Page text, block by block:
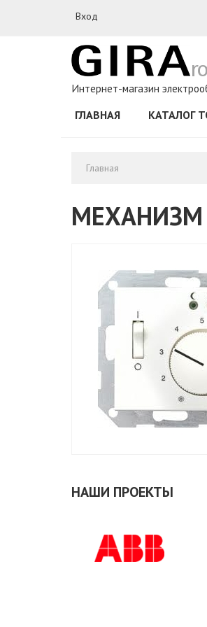
Вход
Интернет-магазин
ГЛАВНАЯ КАТАЛОГ
Главная
МЕХАНИЗМ
НАШИ ПРОЕКТЫ